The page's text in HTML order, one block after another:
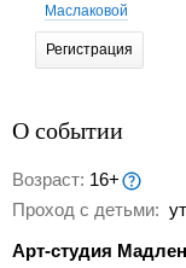
Маслаковой
Регистрация
О событии
Возраст: 16+
Проход с детьми:
Арт-студия